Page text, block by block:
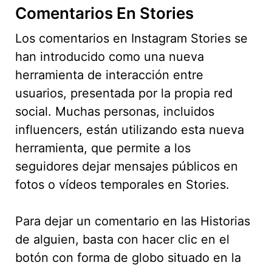
Comentarios En Stories
Los comentarios en Instagram Stories se
han introducido como una nueva
herramienta de interacción entre
usuarios, presentada por la propia red
social. Muchas personas, incluidos
influencers, están utilizando esta nueva
herramienta, que permite a los
seguidores dejar mensajes públicos en
fotos o vídeos temporales en Stories.
Para dejar un comentario en las Historias
de alguien, basta con hacer clic en el
botón con forma de globo situado en la